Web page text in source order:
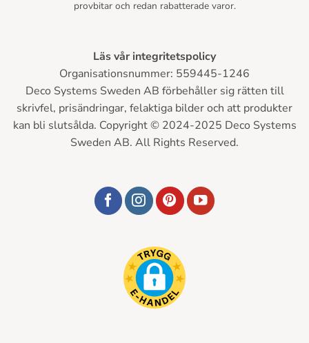
provbitar och redan rabatterade varor.
Läs vår integritetspolicy
Organisationsnummer: 559445-1246
Deco Systems Sweden AB förbehåller sig rätten till
skrivfel, prisändringar, felaktiga bilder och att produkter
kan bli slutsålda. Copyright © 2024-2025 Deco Systems
Sweden AB. All Rights Reserved.